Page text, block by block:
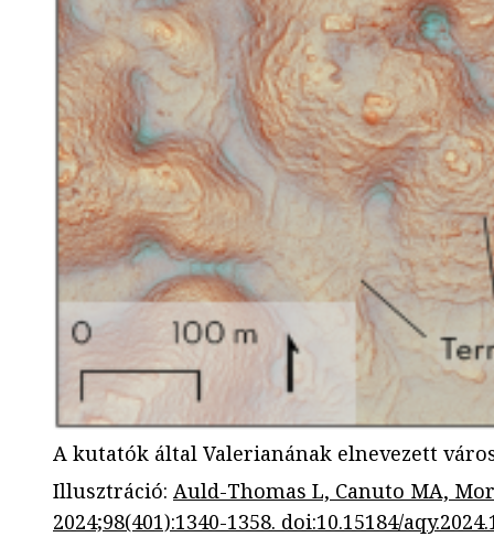
A kutatók által Valerianának elnevezett
Illusztráció: Auld-Thomas L, Canuto MA,
2024;98(401):1340-1358. doi:10.15184/